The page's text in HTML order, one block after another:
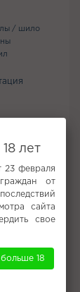
/ шило
лет
23 февраля
от
сайта
свое
18